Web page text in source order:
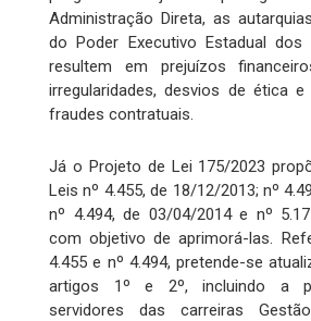
Administração Direta, as
do Poder Executivo Estadual
resultem em prejuízos
irregularidades, desvios de ética
fraudes contratuais.
Já o Projeto de Lei 175/2023
Leis nº 4.455, de 18/12/2013; nº
nº 4.494, de 03/04/2014 e nº
com objetivo de aprimorá-las.
4.455 e nº 4.494, pretende-se
artigos 1º e 2º, incluindo a
servidores das carreiras